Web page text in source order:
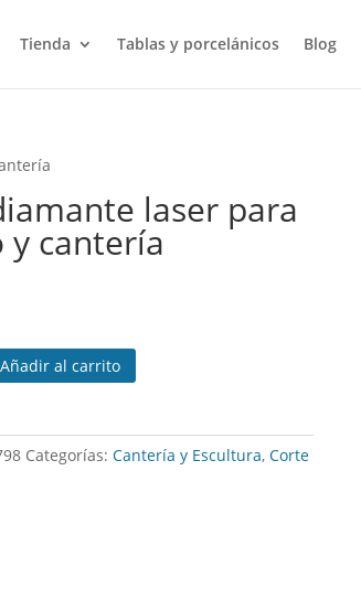
Tienda Tablas y porcelánicos Blog
laser para
y cantería
Añadir al carrito
Categorías:Cantería y Escultura,Corte